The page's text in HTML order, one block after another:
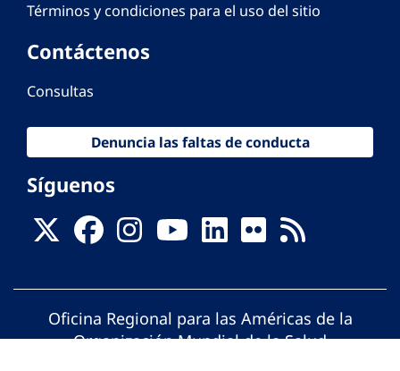
Términos y condiciones para el uso del sitio
Contáctenos
Consultas
Denuncia las faltas de conducta
Síguenos
Oficina Regional para las Américas de la
Organización Mundial de la Salud